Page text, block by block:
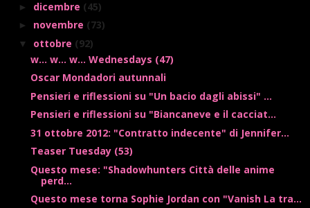
► dicembre (45)
► novembre (73)
▼ ottobre (92)
w... w... w... Wednesdays (47)
Oscar Mondadori autunnali
Pensieri e riflessioni su "Un bacio dagli abissi" ...
Pensieri e riflessioni su "Biancaneve e il cacciat...
31 ottobre 2012: "Contratto indecente" di Jennifer...
Teaser Tuesday (53)
Questo mese: "Shadowhunters Città delle anime
perd...
Questo mese torna Sophie Jordan con "Vanish La tra...